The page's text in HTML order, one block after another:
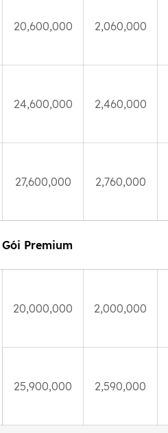
20,600,000 2,060,000
24,600,000 2,460,000
27,600,000 2,760,000
Gói Premium
20,000,000 2,000,000
25,900,000 2,590,000